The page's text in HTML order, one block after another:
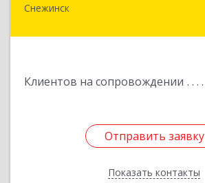
Снежинск
Клиентов на сопровождении
Отправить заявку
Показать контакты
Отправить заявку
Назад